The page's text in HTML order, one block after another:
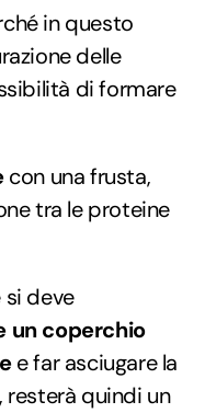
in questo
delle
di formare
con una frusta,
tra le proteine
deve
un coperchio
e far asciugare la
resterà quindi un